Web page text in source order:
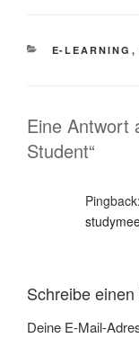
KATEGORIEN
E-LEARNING ,
Eine Antwort
Student“
Pingback:
Schreibe
Deine E-Mail-